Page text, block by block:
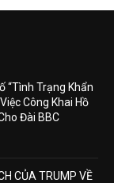
“Tình Trạng Khẩn
Công Khai Hồ
Đài BBC
CỦA TRUMP VỀ